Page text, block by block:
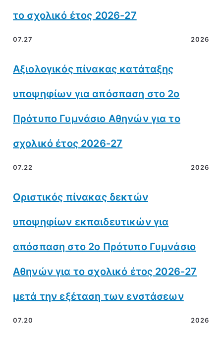
το σχολικό έτος 2026-27
07.27 2026
Αξιολογικός πίνακας κατάταξης
υποψηφίων για απόσπαση στο 2ο
Πρότυπο Γυμνάσιο Αθηνών για το
σχολικό έτος 2026-27
07.22 2026
Οριστικός πίνακας δεκτών
υποψηφίων εκπαιδευτικών για
απόσπαση στο 2ο Πρότυπο Γυμνάσιο
Αθηνών για το σχολικό έτος 2026-27
μετά την εξέταση των ενστάσεων
07.20 2026